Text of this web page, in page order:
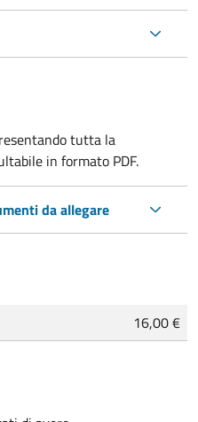
tutta la
in formato PDF.
da allegare
16,00 €